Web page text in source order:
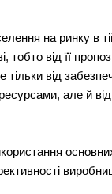
на ринку в
тобто від її
тільки від
але й